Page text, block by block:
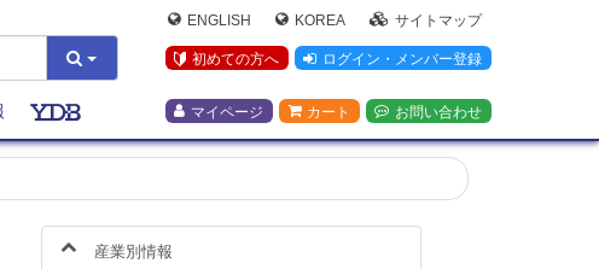
ENGLISH KOREA サイトマップ
初めての方へ ログイン・メンバー登録
マイページ カート お問い合わせ
産業別情報